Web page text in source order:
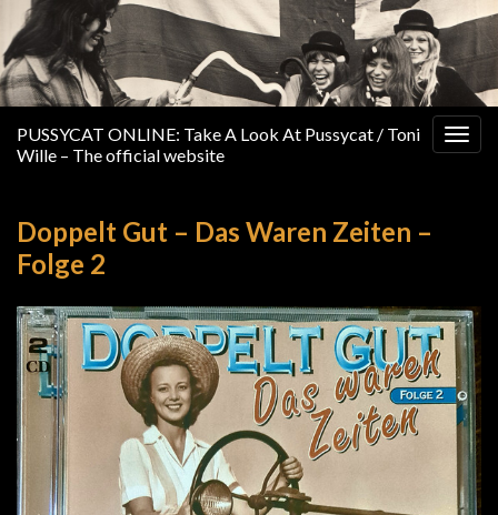
PUSSYCAT ONLINE: Take A Look At Pussycat / Toni
Wille – The official website
Doppelt Gut – Das Waren Zeiten –
Folge 2